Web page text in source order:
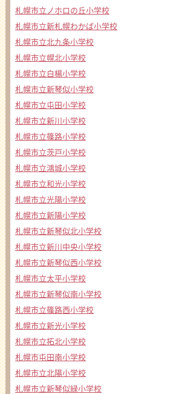
札幌市立ノホロの丘小学校
札幌市立新札幌わかば小学校
札幌市立北九条小学校
札幌市立幌北小学校
札幌市立白楊小学校
札幌市立新琴似小学校
札幌市立屯田小学校
札幌市立新川小学校
札幌市立篠路小学校
札幌市立茨戸小学校
札幌市立鴻城小学校
札幌市立和光小学校
札幌市立光陽小学校
札幌市立新陽小学校
札幌市立新琴似北小学校
札幌市立新川中央小学校
札幌市立新琴似西小学校
札幌市立太平小学校
札幌市立新琴似南小学校
札幌市立篠路西小学校
札幌市立新光小学校
札幌市立拓北小学校
札幌市屯田南小学校
札幌市立北陽小学校
札幌市立新琴似緑小学校